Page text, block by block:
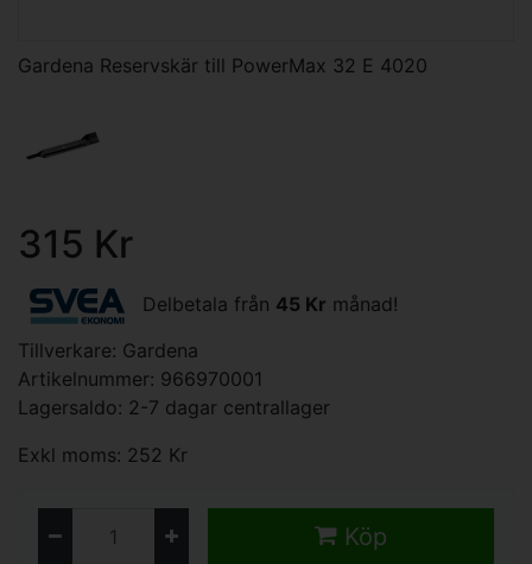
Gardena Reservskär till PowerMax 32 E 4020
315 Kr
Delbetala från 45 Kr månad!
Tillverkare: Gardena
Artikelnummer: 966970001
Lagersaldo: 2-7 dagar centrallager
Exkl moms: 252 Kr
Köp